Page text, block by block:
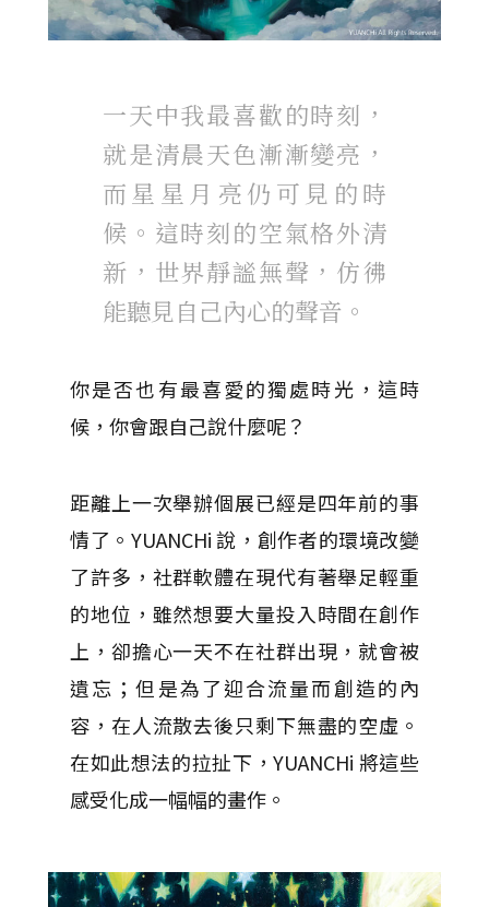
一天中我最喜歡的時刻，
就是清晨天色漸漸變亮，
而星星月亮仍可見的時
候。這時刻的空氣格外清
新，世界靜謐無聲，仿彿
能聽見自己內心的聲音。
你是否也有最喜愛的獨處時光，這時
候，你會跟自己說什麼呢？
距離上一次舉辦個展已經是四年前的事
情了。YUANCHi 說，創作者的環境改變
了許多，社群軟體在現代有著舉足輕重
的地位，雖然想要大量投入時間在創作
上，卻擔心一天不在社群出現，就會被
遺忘；但是為了迎合流量而創造的內
容，在人流散去後只剩下無盡的空虛。
在如此想法的拉扯下，YUANCHi 將這些
感受化成一幅幅的畫作。